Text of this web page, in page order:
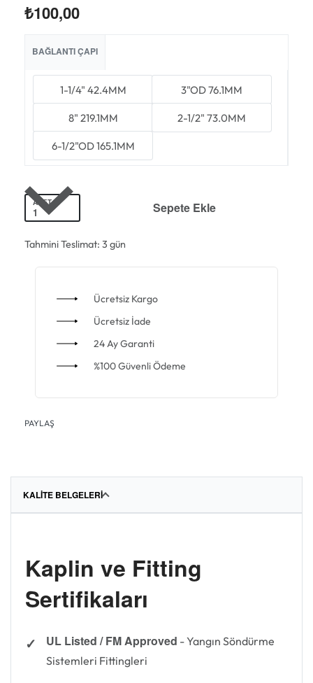
₺100,00
BAĞLANTI ÇAPI
1-1/4" 42.4MM 3"OD 76.1MM
8" 219.1MM 2-1/2" 73.0MM
6-1/2"OD 165.1MM
ADET Sepete Ekle
Tahmini Teslimat: 3 gün
Ücretsiz Kargo
Ücretsiz İade
24 Ay Garanti
%100 Güvenli Ödeme
PAYLAŞ
KALITE BELGELERI
Kaplin ve Fitting
Sertifikaları
UL Listed / FM Approved - Yangın Söndürme
Sistemleri Fittingleri